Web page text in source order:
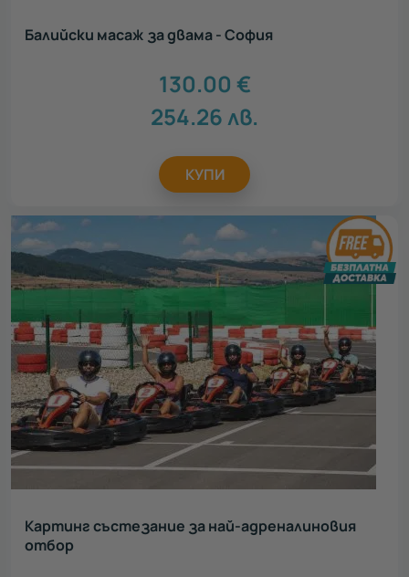
Балийски масаж за двама - София
130.00 €
254.26лв.
КУПИ
Картинг състезание за най-адреналиновия
отбор